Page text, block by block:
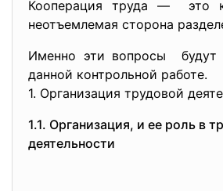
Кооперация труда — это
неотъемлемая сторона
Именно эти вопросы будут
данной контрольной работе.
1. Организация трудовой
1.1. Организация, и ее роль в
деятельности